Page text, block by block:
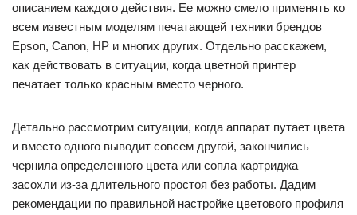
описанием каждого действия. Ее можно смело применять ко
всем известным моделям печатающей техники брендов
Epson, Canon, HP и многих других. Отдельно расскажем,
как действовать в ситуации, когда цветной принтер
печатает только красным вместо черного.
Детально рассмотрим ситуации, когда аппарат путает цвета
и вместо одного выводит совсем другой, закончились
чернила определенного цвета или сопла картриджа
засохли из-за длительного простоя без работы. Дадим
рекомендации по правильной настройке цветового профиля